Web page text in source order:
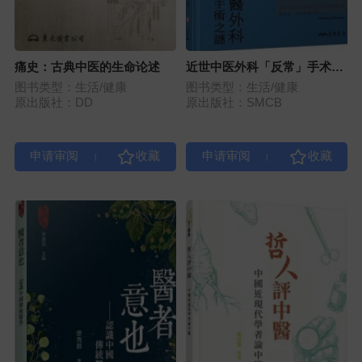
痛史：古典中医的生命论述
图书类型：生活/健康
原出版社：DD
近世中医外科「反常」手术之
谜
图书类型：生活/健康
原出版社：SMCB